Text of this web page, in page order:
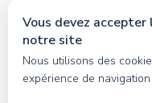
© 2026 tous droits
oceanesoft.com
Vous devez
notre site
Nous utilisons des
expérience de navigation